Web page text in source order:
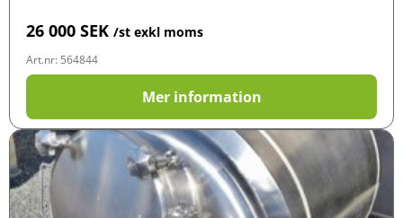
26 000 SEK /st exkl moms
Art.nr: 564844
Mer information